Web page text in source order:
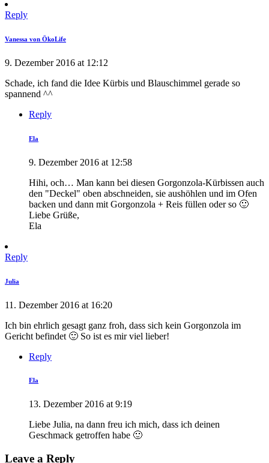
Reply
Vanessa von ÖkoLife
9. Dezember 2016 at 12:12
Schade, ich fand die Idee Kürbis und Blauschimmel gerade so
spannend ^^
Reply
Ela
9. Dezember 2016 at 12:58
Hihi, och… Man kann bei diesen Gorgonzola-Kürbissen auch
den "Deckel" oben abschneiden, sie aushöhlen und im Ofen
backen und dann mit Gorgonzola + Reis füllen oder so 🙂
Liebe Grüße,
Ela
Reply
Julia
11. Dezember 2016 at 16:20
Ich bin ehrlich gesagt ganz froh, dass sich kein Gorgonzola im
Gericht befindet 🙂 So ist es mir viel lieber!
Reply
Ela
13. Dezember 2016 at 9:19
Liebe Julia, na dann freu ich mich, dass ich deinen
Geschmack getroffen habe 🙂
Leave a Reply